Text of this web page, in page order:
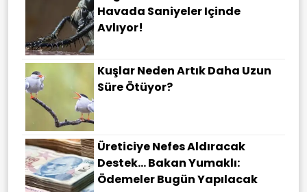
Havada Saniyeler Içinde
Avlıyor!
Kuşlar Neden Artık Daha Uzun
Süre Ötüyor?
Üreticiye Nefes Aldıracak
Destek... Bakan Yumaklı:
Ödemeler Bugün Yapılacak